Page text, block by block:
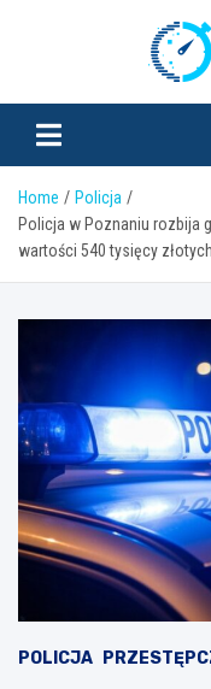
Home
Policja
Policja w Poznaniu rozbija
wartości 540 tysięcy złotych
POLICJA